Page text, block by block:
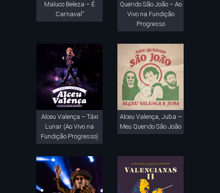
Maluco Beleza – É
Carnaval”
Querido São João – Ao
Vivo na Fundição
Progresso
Alceu Valença – Táxi
Lunar (Ao Vivo na
Fundição Progresso)
Alceu Valença, Juba –
Meu Querido São João